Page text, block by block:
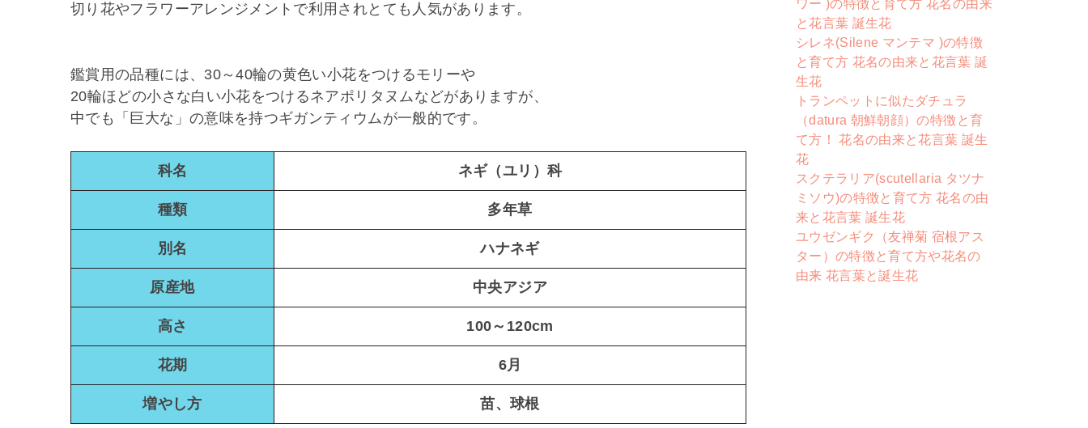
切り花やフラワーアレンジメントで利用されとても人気があります。
鑑賞用の品種には、30～40輪の黄色い小花をつけるモリーや
20輪ほどの小さな白い小花をつけるネアポリタヌムなどがありますが、
中でも「巨大な」の意味を持つギガンティウムが一般的です。
科名 ネギ（ユリ）科
種類 多年草
別名 ハナネギ
原産地 中央アジア
高さ 100～120cm
花期 6月
増やし方 苗、球根
ワー )の特徴と育て方 花名の由来
と花言葉 誕生花
シレネ(Silene マンテマ )の特徴
と育て方 花名の由来と花言葉 誕
生花
トランペットに似たダチュラ
（datura 朝鮮朝顔）の特徴と育
て方！ 花名の由来と花言葉 誕生
花
スクテラリア(scutellaria タツナ
ミソウ)の特徴と育て方 花名の由
来と花言葉 誕生花
ユウゼンギク（友禅菊 宿根アス
ター）の特徴と育て方や花名の
由来 花言葉と誕生花